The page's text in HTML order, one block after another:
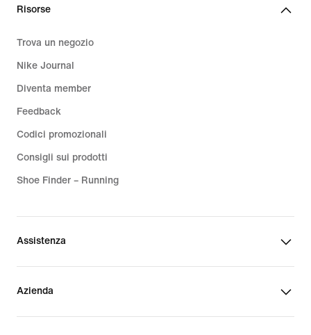
Risorse
Trova un negozio
Nike Journal
Diventa member
Feedback
Codici promozionali
Consigli sui prodotti
Shoe Finder – Running
Assistenza
Azienda